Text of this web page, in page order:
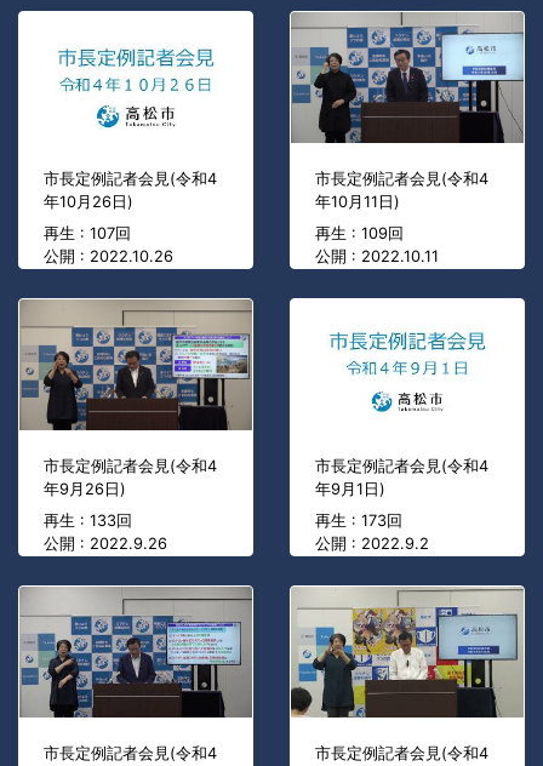
市長定例記者会見(令和4
年10月26日)
再生 : 107回
公開 : 2022.10.26
市長定例記者会見(令和4
年10月11日)
再生 : 109回
公開 : 2022.10.11
市長定例記者会見(令和4
年9月26日)
再生 : 133回
公開 : 2022.9.26
市長定例記者会見(令和4
年9月1日)
再生 : 173回
公開 : 2022.9.2
市長定例記者会見(令和4
市長定例記者会見(令和4